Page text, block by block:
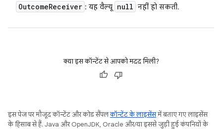
OutcomeReceiver : यह वैल्यू null नहीं हो सकती.
क्या इस कॉन्टेंट से आपको मदद मिली?
इस पेज पर मौजूद कॉन्टेंट और कोड सैंपलकॉन्टेंट के लाइसेंसमें बताए गए लाइसेंस
के हिसाब से हैं. Java और OpenJDK, Oracle और/या इससे जुड़ी हुई कंपनियों के